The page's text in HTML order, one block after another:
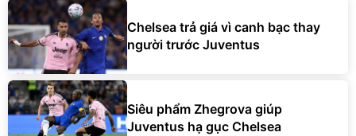
Chelsea trả giá vì canh bạc thay
người trước Juventus
Siêu phẩm Zhegrova giúp
Juventus hạ gục Chelsea